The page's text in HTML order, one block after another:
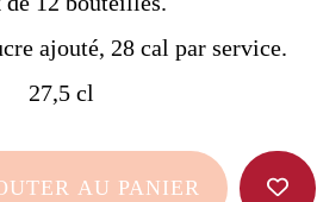
ajouté, 28 cal par service.
27,5 cl
AU PANIER